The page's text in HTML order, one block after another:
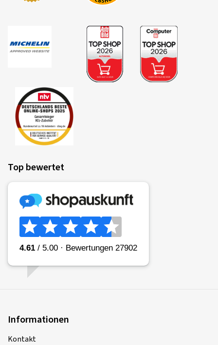
Top bewertet
Informationen
Kontakt